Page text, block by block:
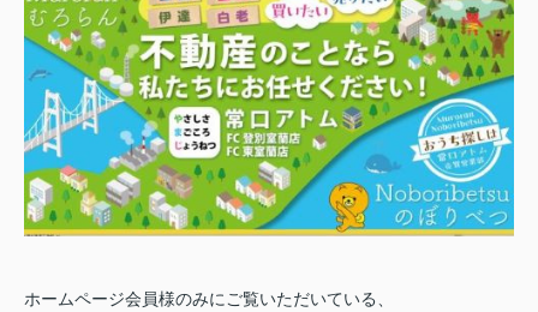
ホームページ会員様のみにご覧いただいている、